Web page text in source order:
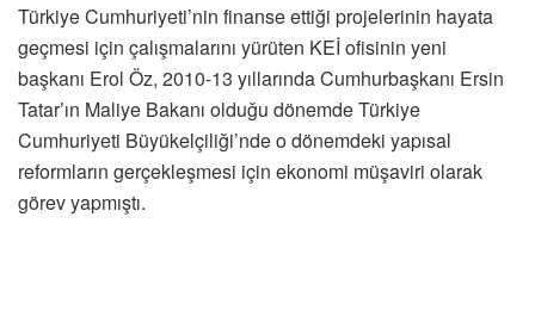
Türkiye Cumhuriyeti’nin finanse ettiği projelerinin hayata
geçmesi için çalışmalarını yürüten KEİ ofisinin yeni
başkanı Erol Öz, 2010-13 yıllarında Cumhurbaşkanı Ersin
Tatar’ın Maliye Bakanı olduğu dönemde Türkiye
Cumhuriyeti Büyükelçiliği’nde o dönemdeki yapısal
reformların gerçekleşmesi için ekonomi müşaviri olarak
görev yapmıştı.